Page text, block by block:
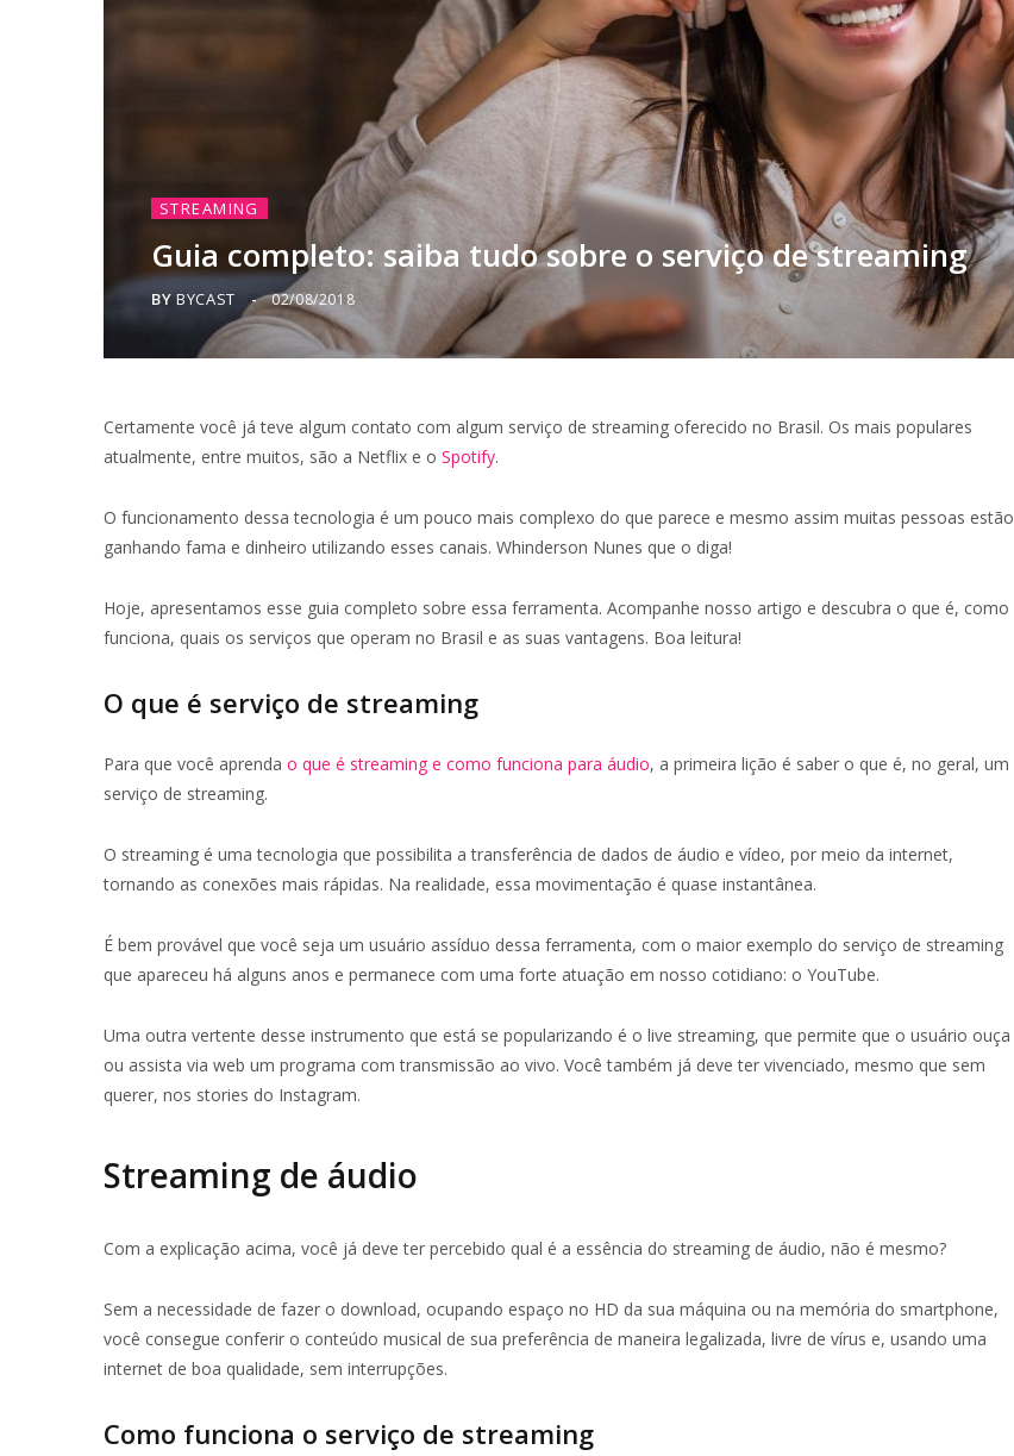
STREAMING
Guia completo: saiba tudo sobre o serviço de streaming
BYBYCAST 02/08/2018
Certamente você já teve algum contato com algum serviço de streaming oferecido no Brasil. Os mais populares
atualmente, entre muitos, são a Netflix e o Spotify.
O funcionamento dessa tecnologia é um pouco mais complexo do que parece e mesmo assim muitas pessoas estão
ganhando fama e dinheiro utilizando esses canais. Whinderson Nunes que o diga!
Hoje, apresentamos esse guia completo sobre essa ferramenta. Acompanhe nosso artigo e descubra o que é, como
funciona, quais os serviços que operam no Brasil e as suas vantagens. Boa leitura!
O que é serviço de streaming
Para que você aprenda o que é streaming e como funciona para áudio, a primeira lição é saber o que é, no geral, um
serviço de streaming.
O streaming é uma tecnologia que possibilita a transferência de dados de áudio e vídeo, por meio da internet,
tornando as conexões mais rápidas. Na realidade, essa movimentação é quase instantânea.
É bem provável que você seja um usuário assíduo dessa ferramenta, com o maior exemplo do serviço de streaming
que apareceu há alguns anos e permanece com uma forte atuação em nosso cotidiano: o YouTube.
Uma outra vertente desse instrumento que está se popularizando é o live streaming, que permite que o usuário ouça
ou assista via web um programa com transmissão ao vivo. Você também já deve ter vivenciado, mesmo que sem
querer, nos stories do Instagram.
Streaming de áudio
Com a explicação acima, você já deve ter percebido qual é a essência do streaming de áudio, não é mesmo?
Sem a necessidade de fazer o download, ocupando espaço no HD da sua máquina ou na memória do smartphone,
você consegue conferir o conteúdo musical de sua preferência de maneira legalizada, livre de vírus e, usando uma
internet de boa qualidade, sem interrupções.
Como funciona o serviço de streaming